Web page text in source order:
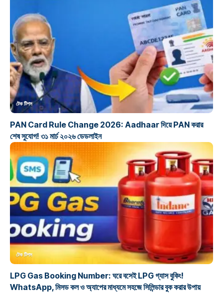
টেক টিপস
PAN Card Rule Change 2026: Aadhaar দিয়ে PAN করার
শেষ সুযোগ! ৩১ মার্চ ২০২৬ ডেডলাইন
টেক টিপস
LPG Gas Booking Number: ঘরে বসেই LPG গ্যাস বুকিং!
WhatsApp, মিসড কল ও অ্যাপের মাধ্যমে সহজে সিলিন্ডার বুক করার উপায়